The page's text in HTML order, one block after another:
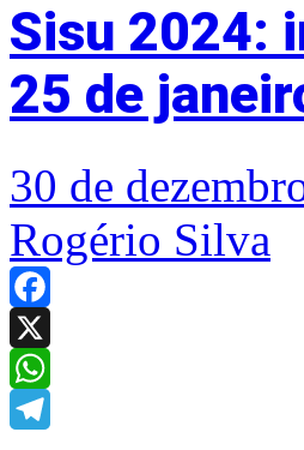
Sisu 2024:
25 de
30 de
Rogério Silva
Facebook
X
WhatsApp